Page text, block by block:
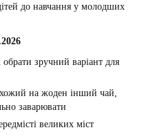
до навчання у молодших
зручний варіант для
на жоден інший чай,
заварювати
великих міст